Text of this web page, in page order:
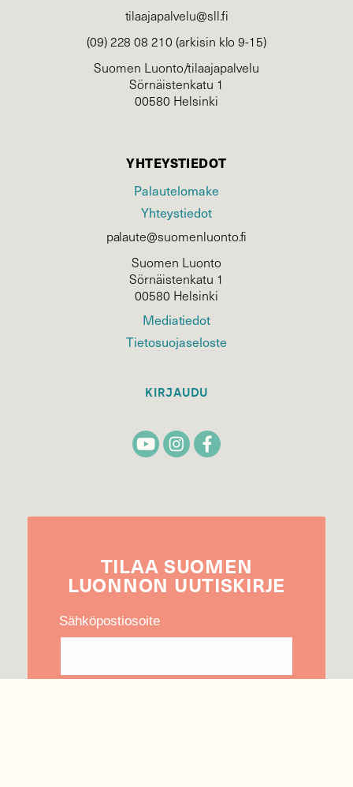
tilaajapalvelu@sll.fi
(09) 228 08 210 (arkisin klo 9-15)
Suomen Luonto/tilaajapalvelu
Sörnäistenkatu 1
00580 Helsinki
YHTEYSTIEDOT
Palautelomake
Yhteystiedot
palaute@suomenluonto.fi
Suomen Luonto
Sörnäistenkatu 1
00580 Helsinki
Mediatiedot
Tietosuojaseloste
KIRJAUDU
TILAA SUOMEN
LUONNON UUTIS­KIRJE
Sähköpostiosoite